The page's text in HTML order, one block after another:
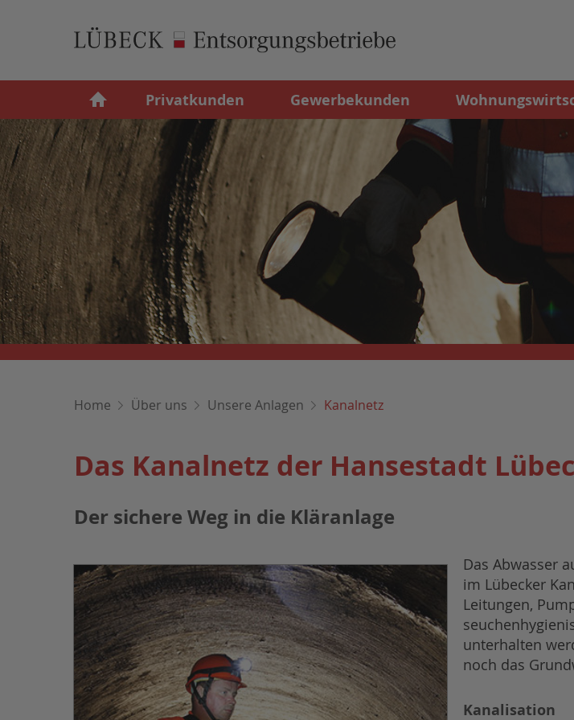
Privatkunden Gewerbekunden
Home Über uns Unsere Anlagen Kanalnetz
Das Kanalnetz der Hansestadt
Der sichere Weg in die Kläranlage
Das Abwasser
im Lübecker
Leitungen,
unterhalten
noch das
Kanalisation